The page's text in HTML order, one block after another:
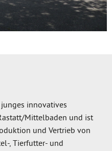
junges innovatives
Mittelbaden und ist
und Vertrieb von
, Tierfutter- und